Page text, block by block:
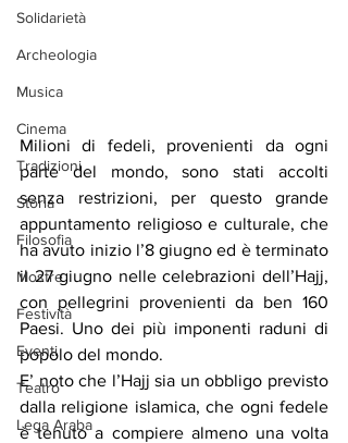
Solidarietà
Archeologia
Musica
Cinema
Tradizioni
Storia
Filosofia
Mostre
Festività
Eventi
Teatro
Lega Araba
Milioni di fedeli, provenienti da ogni
parte del mondo, sono stati accolti
senza restrizioni, per questo grande
appuntamento religioso e culturale, che
ha avuto inizio l’8 giugno ed è terminato
il 27 giugno nelle celebrazioni dell’Hajj,
con pellegrini provenienti da ben 160
Paesi. Uno dei più imponenti raduni di
popolo del mondo.
E’ noto che l’Hajj sia un obbligo previsto
dalla religione islamica, che ogni fedele
è tenuto a compiere almeno una volta